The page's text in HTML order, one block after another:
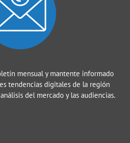
mensual y mantente informado
tendencias digitales de la región
del mercado y las audiencias.